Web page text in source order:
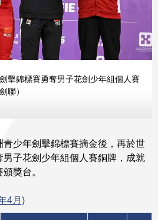
擊錦標賽勇奪男子花劍少年組個人賽
聯）
少年劍擊錦標賽摘金後，再於世
子花劍少年組個人賽銅牌，成就
獎台。
4月)